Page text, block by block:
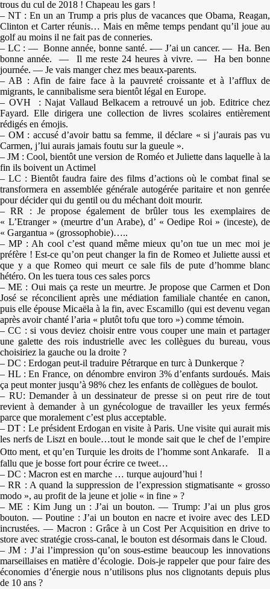
trous du cul de 2018 ! Chapeau les gars !
– NT : En un an Trump a pris plus de vacances que Obama, Reagan,
Clinton et Carter réunis… Mais en même temps pendant qu’il joue au
golf au moins il ne fait pas de conneries.
– LC : — Bonne année, bonne santé. -— J’ai un cancer. — Ha. Ben
bonne année. — Il me reste 24 heures à vivre. — Ha ben bonne
journée. — Je vais manger chez mes beaux-parents.
– AB : Afin de faire face à la pauvreté croissante et à l’afflux de
migrants, le cannibalisme sera bientôt légal en Europe.
– OVH : Najat Vallaud Belkacem a retrouvé un job. Editrice chez
Fayard. Elle dirigera une collection de livres scolaires entièrement
rédigés en émojis.
– OM : accusé d’avoir battu sa femme, il déclare « si j’aurais pas vu
Carmen, j’lui aurais jamais foutu sur la gueule ».
– JM : Cool, bientôt une version de Roméo et Juliette dans laquelle à la
fin ils boivent un Actimel
– LC : Bientôt faudra faire des films d’actions où le combat final se
transformera en assemblée générale autogérée paritaire et non genrée
pour décider qui du gentil ou du méchant doit mourir.
– RR : Je propose également de brûler tous les exemplaires de
« L’Etranger » (meurtre d’un Arabe), d’ « Oedipe Roi » (inceste), de
« Gargantua » (grossophobie)…..
– MP : Ah cool c’est quand même mieux qu’on tue un mec moi je
préfère ! Est-ce qu’on peut changer la fin de Romeo et Juliette aussi et
que y a que Romeo qui meurt ce sale fils de pute d’homme blanc
hétéro. On les tuera tous ces sales porcs
– ME : Oui mais ça reste un meurtre. Je propose que Carmen et Don
José se réconcilient après une médiation familiale chantée en canon,
puis elle épouse Micaëla à la fin, avec Escamillo (qui est devenu vegan
après avoir chanté l’aria « plutôt tofu que toro ») comme témoin.
– CC : si vous deviez choisir entre vous couper une main et partager
une galette des rois industrielle avec les collègues du bureau, vous
choisiriez la gauche ou la droite ?
– DC : Erdogan peut-il traduire Pétrarque en turc à Dunkerque ?
– HL : En France, on dénombre environ 3% d’enfants surdoués. Mais
ça peut monter jusqu’à 98% chez les enfants de collègues de boulot.
– RU: Demander à un dessinateur de presse si on peut rire de tout
revient à demander à un gynécologue de travailler les yeux fermés
parce que moralement c’est plus acceptable.
– DT : Le président Erdogan en visite à Paris. Une visite qui aurait mis
les nerfs de Liszt en boule…tout le monde sait que le chef de l’empire
Otto ment, et qu’en Turquie les droits de l’homme sont Ankarafe. Il a
fallu que je bosse fort pour écrire ce tweet…
– DC : Macron est en marche … turque aujourd’hui !
– RR : A quand la suppression de l’expression stigmatisante « grosso
modo », au profit de la jeune et jolie « in fine » ?
– ME : Kim Jung un : J’ai un bouton. — Trump: J’ai un plus gros
bouton. — Poutine : J’ai un bouton en nacre et ivoire avec des LED
incrustées. — Macron : Grâce à un Cost Per Acquisition en drive to
store avec stratégie cross-canal, le bouton est désormais dans le Cloud.
– JM : J’ai l’impression qu’on sous-estime beaucoup les innovations
marseillaises en matière d’écologie. Dois-je rappeler que pour faire des
économies d’énergie nous n’utilisons plus nos clignotants depuis plus
de 10 ans ?